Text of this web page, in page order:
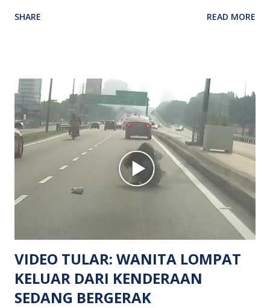
kejadian berlaku sekitar jam 11 malam dan pihak polis
hiburan di kawasan berkenaan. Seorang mangsa disahkan
meninggal dunia di lokasi kejadian akibat terkena tembakan,
manakala seorang lagi mangsa mengalami kecederaan.
Turut dipercayai terdapat seorang lagi individu cedera
namun identitinya masih belum dikenal pasti selepas dibawa
keluar dari lokasi oleh kenalannya. Polis kini sedang giat
mengesan dua suspek yang masih bebas bagi membantu
siasatan lanjut. Kes disiasat mengikut Seksyen 302 Kanun
Keseksaan kerana membunuh. Orang ramai yang mempunyai
maklumat diminta t...
SHARE READ MORE
VIDEO TULAR: WANITA LOMPAT
KELUAR DARI KENDERAAN
SEDANG BERGERAK